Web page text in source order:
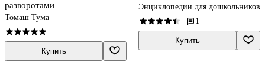
разворотами
Томаш Тума
Купить
Энциклопедии для дошкольников
· 1
Купить